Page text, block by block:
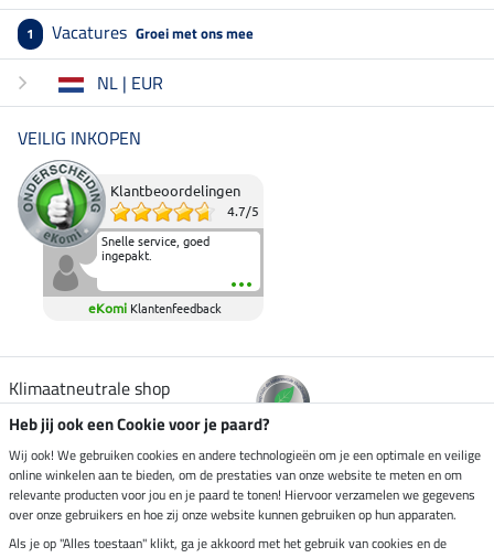
1 Vacatures Groei met ons mee
NL | EUR
VEILIG INKOPEN
Klantbeoordelingen
4.7/5
Snelle service, goed
ingepakt.
eKomi Klantenfeedback
Klimaatneutrale shop
Verzending per
Veilig betalen met
Heb jij ook een Cookie voor je paard?
Wij ook! We gebruiken cookies en andere technologieën om je een optimale en veilige
online winkelen aan te bieden, om de prestaties van onze website te meten en om
relevante producten voor jou en je paard te tonen! Hiervoor verzamelen we gegevens
over onze gebruikers en hoe zij onze website kunnen gebruiken op hun apparaten.
Als je op "Alles toestaan" klikt, ga je akkoord met het gebruik van cookies en de